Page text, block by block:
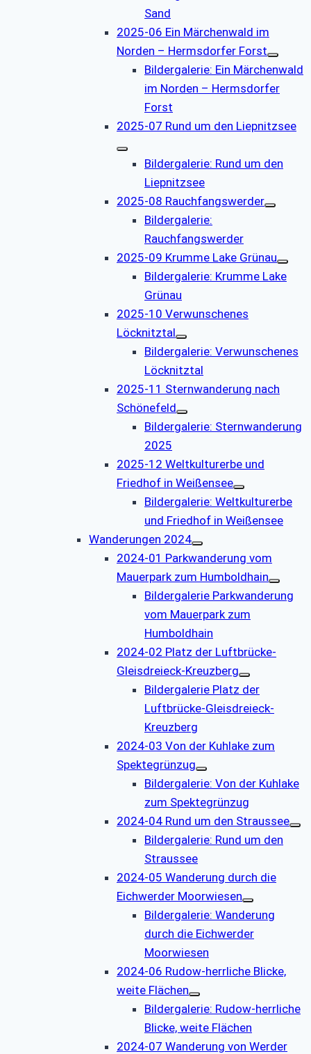
Sand
2025-06 Ein Märchenwald im
Norden – Hermsdorfer Forst
Bildergalerie: Ein Märchenwald
im Norden – Hermsdorfer
Forst
2025-07 Rund um den Liepnitzsee
Bildergalerie: Rund um den
Liepnitzsee
2025-08 Rauchfangswerder
Bildergalerie:
Rauchfangswerder
2025-09 Krumme Lake Grünau
Bildergalerie: Krumme Lake
Grünau
2025-10 Verwunschenes
Löcknitztal
Bildergalerie: Verwunschenes
Löcknitztal
2025-11 Sternwanderung nach
Schönefeld
Bildergalerie: Sternwanderung
2025
2025-12 Weltkulturerbe und
Friedhof in Weißensee
Bildergalerie: Weltkulturerbe
und Friedhof in Weißensee
Wanderungen 2024
2024-01 Parkwanderung vom
Mauerpark zum Humboldhain
Bildergalerie Parkwanderung
vom Mauerpark zum
Humboldhain
2024-02 Platz der Luftbrücke-
Gleisdreieck-Kreuzberg
Bildergalerie Platz der
Luftbrücke-Gleisdreieck-
Kreuzberg
2024-03 Von der Kuhlake zum
Spektegrünzug
Bildergalerie: Von der Kuhlake
zum Spektegrünzug
2024-04 Rund um den Straussee
Bildergalerie: Rund um den
Straussee
2024-05 Wanderung durch die
Eichwerder Moorwiesen
Bildergalerie: Wanderung
durch die Eichwerder
Moorwiesen
2024-06 Rudow-herrliche Blicke,
weite Flächen
Bildergalerie: Rudow-herrliche
Blicke, weite Flächen
2024-07 Wanderung von Werder